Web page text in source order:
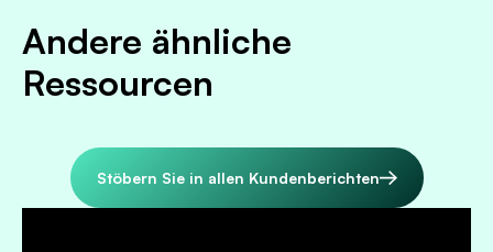
Andere ähnliche
Ressourcen
Stöbern Sie in allen Kundenberichten